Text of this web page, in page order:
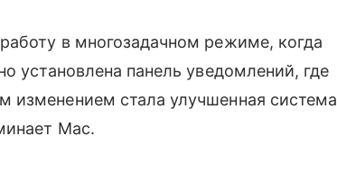
в многозадачном режиме, когда
установлена панель уведомлений, где
стала улучшенная система
Мас.